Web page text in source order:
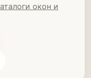
окон и